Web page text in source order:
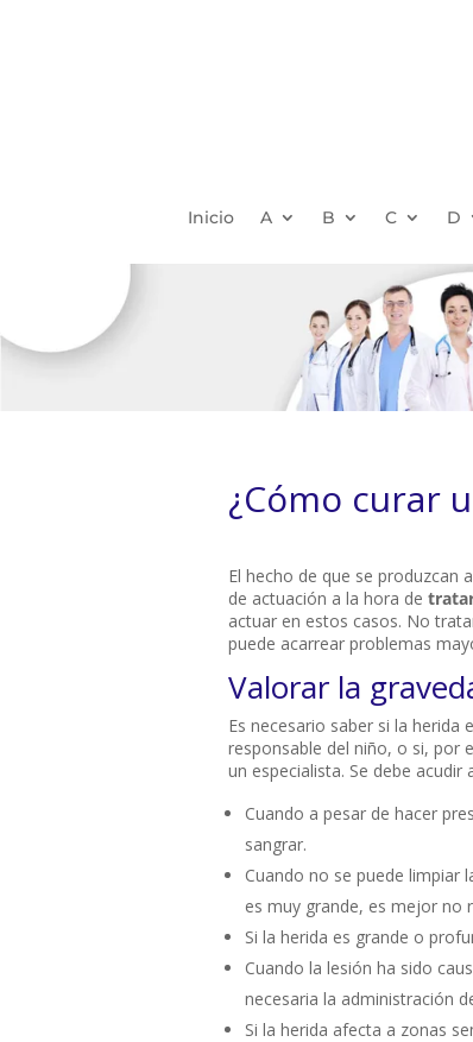
Inicio A B C D
¿Cómo curar
El hecho de que se produzcan
de actuación a la hora de
actuar en estos casos. No
puede acarrear problemas
Valorar la
Es necesario saber si la
responsable del niño, o si, por
un especialista. Se debe
Cuando a pesar de hacer
sangrar.
Cuando no se puede limpiar
es muy grande, es mejor no
Si la herida es grande o
Cuando la lesión ha sido
necesaria la administración
Si la herida afecta a zonas